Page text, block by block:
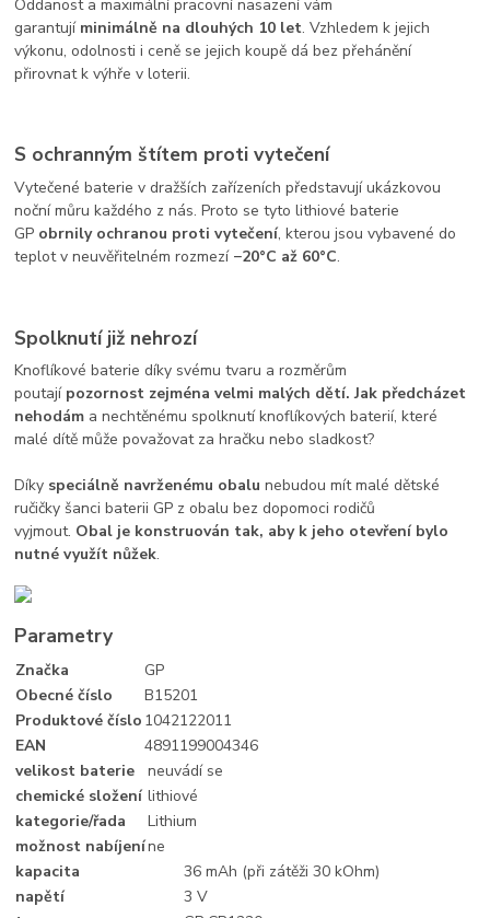
Oddanost a maximální pracovní nasazení vám
garantují minimálně na dlouhých 10 let. Vzhledem k jejich
výkonu, odolnosti i ceně se jejich koupě dá bez přehánění
přirovnat k výhře v loterii.
S ochranným štítem proti vytečení
Vytečené baterie v dražších zařízeních představují ukázkovou
noční můru každého z nás. Proto se tyto lithiové baterie
GP obrnily ochranou proti vytečení, kterou jsou vybavené do
teplot v neuvěřitelném rozmezí −20°C až 60°C.
Spolknutí již nehrozí
Knoflíkové baterie díky svému tvaru a rozměrům
poutají pozornost zejména velmi malých dětí. Jak předcházet
nehodám a nechtěnému spolknutí knoflíkových baterií, které
malé dítě může považovat za hračku nebo sladkost?
Díky speciálně navrženému obalu nebudou mít malé dětské
ručičky šanci baterii GP z obalu bez dopomoci rodičů
vyjmout. Obal je konstruován tak, aby k jeho otevření bylo
nutné využít nůžek.
Parametry
Značka
GP
Obecné číslo
B15201
Produktové číslo 1042122011
EAN
4891199004346
velikost baterie
neuvádí se
chemické složení lithiové
kategorie/řada
Lithium
možnost nabíjeníne
kapacita
36 mAh (při zátěži 30 kOhm)
napětí
3 V